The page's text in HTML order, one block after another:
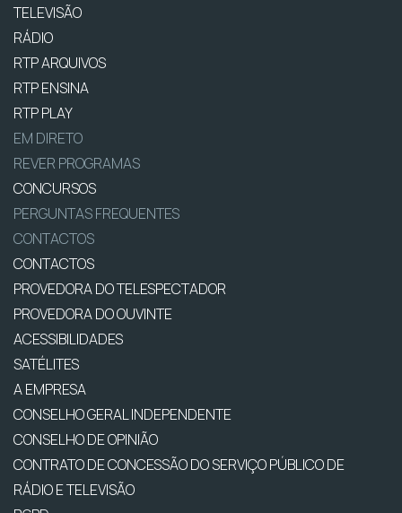
TELEVISÃO
RÁDIO
RTP ARQUIVOS
RTP ENSINA
RTP PLAY
EM DIRETO
REVER PROGRAMAS
CONCURSOS
PERGUNTAS FREQUENTES
CONTACTOS
CONTACTOS
PROVEDORA DO TELESPECTADOR
PROVEDORA DO OUVINTE
ACESSIBILIDADES
SATÉLITES
A EMPRESA
CONSELHO GERAL INDEPENDENTE
CONSELHO DE OPINIÃO
CONTRATO DE CONCESSÃO DO SERVIÇO PÚBLICO DE
RÁDIO E TELEVISÃO